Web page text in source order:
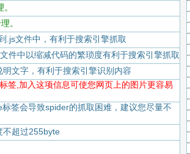
。
.js文件中，有利于搜索引擎抓取
件中以缩减代码的繁琐度有利于搜索引擎抓取
文字，有利于搜索引擎识别内容
签,加入这项信息可使您网页上的图片更容易
签会导致spider的抓取困难，建议您尽量不
不超过255byte